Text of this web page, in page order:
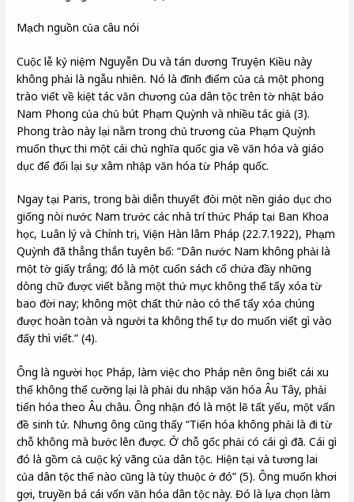
Mạch nguồn của câu nói
Cuộc lễ kỷ niệm Nguyễn Du và tán dương Truyện Kiều này
không phải là ngẫu nhiên. Nó là đỉnh điểm của cả một phong
trào viết về kiệt tác văn chương của dân tộc trên tờ nhật báo
Nam Phong của chủ bút Phạm Quỳnh và nhiều tác giả (3).
Phong trào này lại nằm trong chủ trương của Phạm Quỳnh
muốn thực thi một cái chủ nghĩa quốc gia về văn hóa và giáo
dục để đối lại sự xâm nhập văn hóa từ Pháp quốc.
Ngay tại Paris, trong bài diễn thuyết đòi một nền giáo dục cho
giống nòi nước Nam trước các nhà trí thức Pháp tại Ban Khoa
học, Luân lý và Chính trị, Viện Hàn lâm Pháp (22.7.1922), Phạm
Quỳnh đã thẳng thắn tuyên bố: “Dân nước Nam không phải là
một tờ giấy trắng; đó là một cuốn sách cổ chứa đầy những
dòng chữ được viết bằng một thứ mực không thể tẩy xóa từ
bao đời nay; không một chất thử nào có thể tẩy xóa chúng
được hoàn toàn và người ta không thể tự do muốn viết gì vào
đấy thì viết.” (4).
Ông là người học Pháp, làm việc cho Pháp nên ông biết cái xu
thế không thể cưỡng lại là phải du nhập văn hóa Âu Tây, phải
tiến hóa theo Âu châu. Ông nhận đó là một lẽ tất yếu, một vấn
đề sinh tử. Nhưng ông cũng thấy “Tiến hóa không phải là đi từ
chỗ không mà bước lên được. Ở chỗ gốc phải có cái gì đã. Cái gì
đó là gồm cả cuộc ký vãng của dân tộc. Hiện tại và tương lai
của dân tộc thế nào cũng là tùy thuộc ở đó” (5). Ông muốn khơi
gợi, truyền bá cái vốn văn hóa dân tộc này. Đó là lựa chọn làm